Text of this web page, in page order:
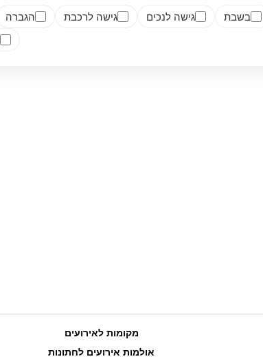
בשבת גישה לנכים גישה לרכבת הגברה
מקומות לאירועים
אולמות אירועים לחתונות